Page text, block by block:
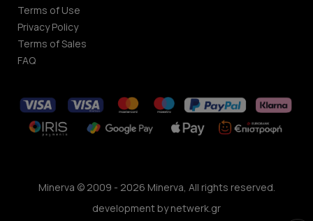
Terms of Use
Privacy Policy
Terms of Sales
FAQ
Minerva © 2009 - 2026 Minerva, All rights reserved.
development bynetwerk.gr